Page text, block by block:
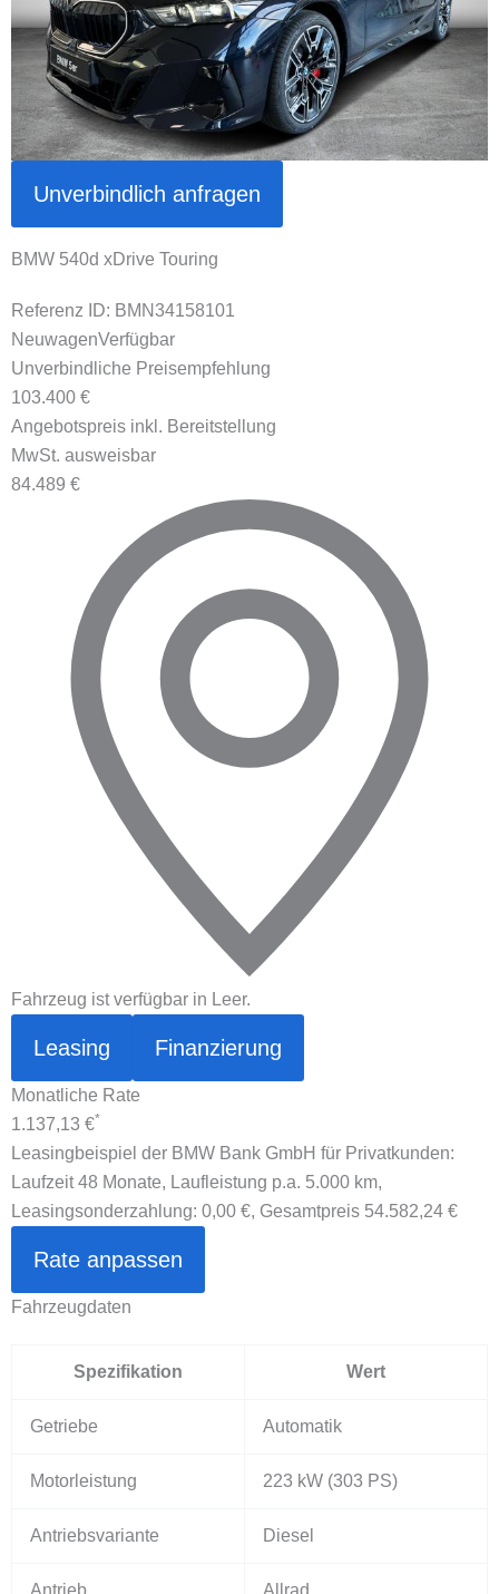
Unverbindlich anfragen
BMW 540d xDrive Touring
Referenz ID: BMN34158101
NeuwagenVerfügbar
Unverbindliche Preisempfehlung
103.400 €
Angebotspreis inkl. Bereitstellung
MwSt. ausweisbar
84.489 €
Fahrzeug ist verfügbar in Leer.
Leasing Finanzierung
Monatliche Rate
1.137,13 €*
Leasingbeispiel der BMW Bank GmbH für Privatkunden:
Laufzeit 48 Monate, Laufleistung p.a. 5.000 km,
Leasingsonderzahlung: 0,00 €, Gesamtpreis 54.582,24 €
Rate anpassen
Fahrzeugdaten
Spezifikation Wert
Getriebe Automatik
Motorleistung 223 kW (303 PS)
Antriebsvariante Diesel